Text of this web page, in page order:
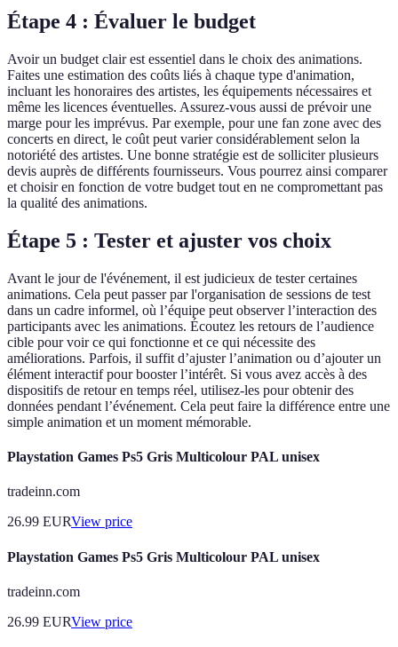
Étape 4 : Évaluer le budget
Avoir un budget clair est essentiel dans le choix des animations.
Faites une estimation des coûts liés à chaque type d'animation,
incluant les honoraires des artistes, les équipements nécessaires et
même les licences éventuelles. Assurez-vous aussi de prévoir une
marge pour les imprévus. Par exemple, pour une fan zone avec des
concerts en direct, le coût peut varier considérablement selon la
notoriété des artistes. Une bonne stratégie est de solliciter plusieurs
devis auprès de différents fournisseurs. Vous pourrez ainsi comparer
et choisir en fonction de votre budget tout en ne compromettant pas
la qualité des animations.
Étape 5 : Tester et ajuster vos choix
Avant le jour de l'événement, il est judicieux de tester certaines
animations. Cela peut passer par l'organisation de sessions de test
dans un cadre informel, où l’équipe peut observer l’interaction des
participants avec les animations. Écoutez les retours de l’audience
cible pour voir ce qui fonctionne et ce qui nécessite des
améliorations. Parfois, il suffit d’ajuster l’animation ou d’ajouter un
élément interactif pour booster l’intérêt. Si vous avez accès à des
dispositifs de retour en temps réel, utilisez-les pour obtenir des
données pendant l’événement. Cela peut faire la différence entre une
simple animation et un moment mémorable.
Playstation Games Ps5 Gris Multicolour PAL unisex
tradeinn.com
26.99 EURView price
Playstation Games Ps5 Gris Multicolour PAL unisex
tradeinn.com
26.99 EURView price